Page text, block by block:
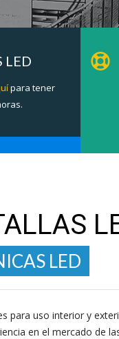
LED
para tener
LED
para uso interior y
en el mercado de